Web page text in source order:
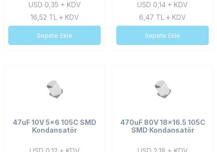
USD 0,35 + KDV
16,52 TL KDV
Sepete Ekle
USD 0,14 + KDV
6,47 TL KDV
Sepete Ekle
47uF 10V 5x6 105C SMD
Kondansatör
470uF 80V 18x16.5 105C
SMD Kondansatör